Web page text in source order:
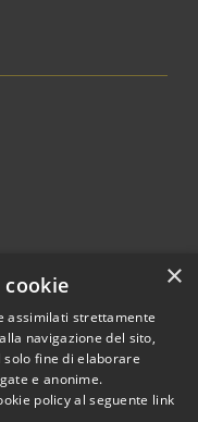
© 2026 • Comune di
Santa Maria di Licodia •
×
assimilati strettamente
navigazione del sito,
solo fine di elaborare
e anonime.
policy al seguente link